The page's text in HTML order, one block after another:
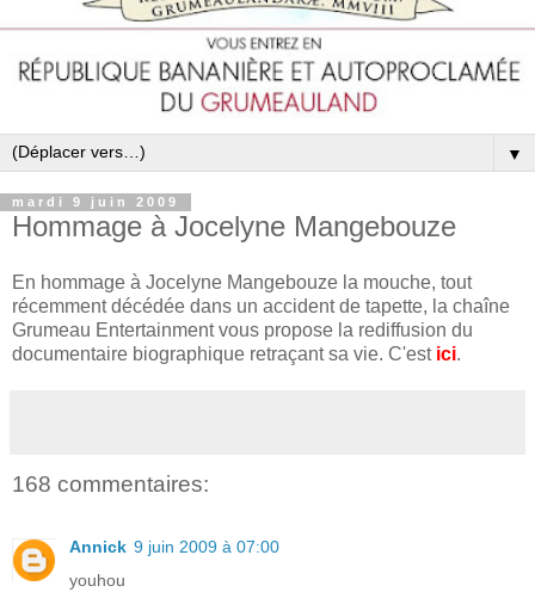
▼
mardi 9 juin 2009
Hommage à Jocelyne Mangebouze
En hommage à Jocelyne Mangebouze la mouche, tout
récemment décédée dans un accident de tapette, la chaîne
Grumeau Entertainment vous propose la rediffusion du
documentaire biographique retraçant sa vie. C'est ici.
168 commentaires:
Annick 9 juin 2009 à 07:00
youhou